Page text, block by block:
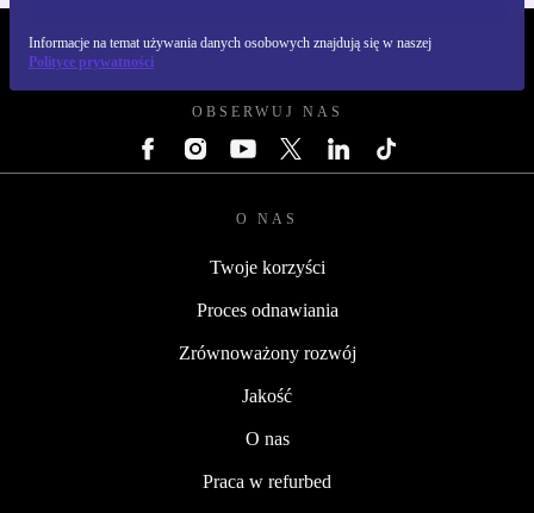
Informacje na temat używania danych osobowych znajdują się w naszej
Polityce prywatnościREFURBED POLSKA - RETHINK NEW.
OBSERWUJ NAS
O NAS
Twoje korzyści
Proces odnawiania
Zrównoważony rozwój
Jakość
O nas
Praca w refurbed